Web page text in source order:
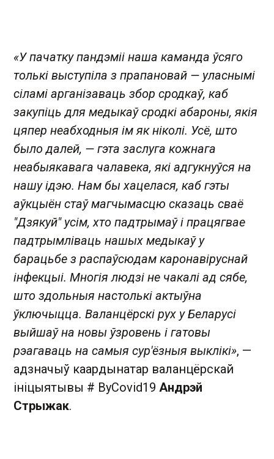
«У пачатку пандэміі наша каманда ўсяго
толькі выступіла з прапановай — уласнымі
сіламі арганізаваць збор сродкаў, каб
закупіць для медыкаў сродкі абароны, якія
цяпер неабходныя ім як ніколі. Усё, што
было далей, — гэта заслуга кожнага
неабыякавага чалавека, які адгукнуўся на
нашу ідэю. Нам бы хацелася, каб гэты
аўкцыён стаў магчымасцю сказаць сваё
"Дзякуй" усім, хто падтрымаў і працягвае
падтрымліваць нашых медыкаў у
барацьбе з распаўсюдам каронавіруснай
інфекцыі. Многія людзі не чакалі ад сябе,
што здольныя настолькі актыўна
ўключыцца. Валанцёрскі рух у Беларусі
выйшаў на новы ўзровень і гатовы
рэагаваць на самыя сур'ёзныя выклікі», —
адзначыў каардынатар валанцёрскай
ініцыятывы # ByCovid19 Андрэй
Стрыжак.